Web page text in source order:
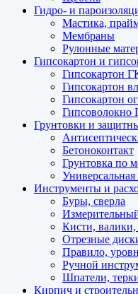
Гидро- и
Мастика,
Мембраны
Рулонные
Гипсокартон и
Гипсокартон
Гипсокартон
Гипсокартон
Гипсоволокно
Грунтовки и
Бетоноконтакт
Грунтовка по
Универсальная
Инструменты и
Буры, сверла
Кисти,
Отрезные
Правило,
Ручной
Шпатели,
Кирпич и